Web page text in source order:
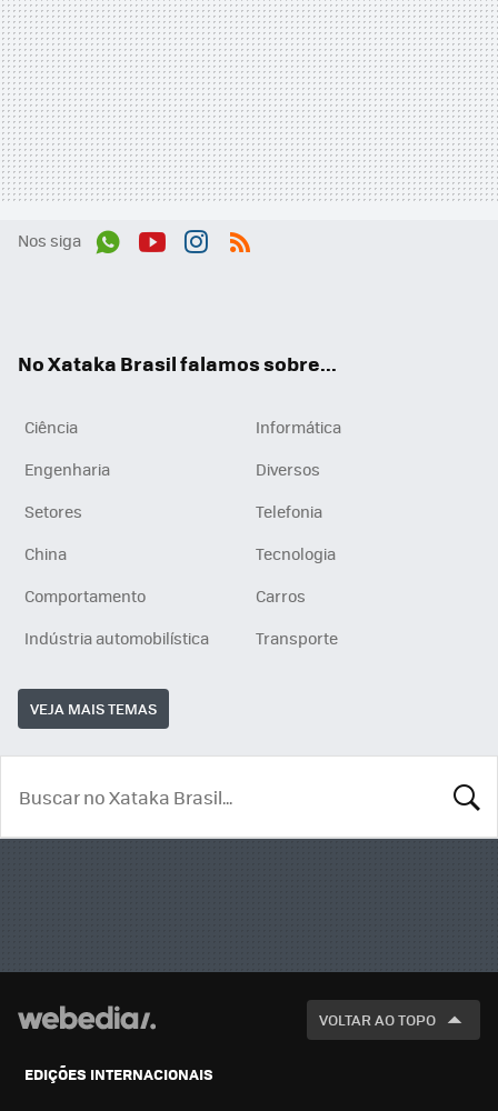
Nos siga
No Xataka Brasil falamos sobre...
Ciência
Informática
Engenharia
Diversos
Setores
Telefonia
China
Tecnologia
Comportamento
Carros
Indústria automobilística
Transporte
VEJA MAIS TEMAS
VOLTAR AO TOPO
EDIÇÕES INTERNACIONAIS